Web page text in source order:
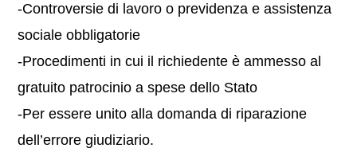
-Controversie di lavoro o previdenza e assistenza
sociale obbligatorie
-Procedimenti in cui il richiedente è ammesso al
gratuito patrocinio a spese dello Stato
-Per essere unito alla domanda di riparazione
dell’errore giudiziario.